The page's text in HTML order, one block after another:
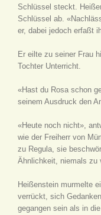
Schlüssel steckt.
Schlüssel ab.
er, dabei jedoch erfaßt
Er eilte zu seiner Frau
Tochter Unterricht.
«Hast du Rosa schon
seinem Ausdruck den
«Heute noch nicht»,
wie der Freiherr von
zu Regula, sie
Ähnlichkeit, niemals zu
Heißenstein murmelte
verrückt, sich
gegangen sein als in